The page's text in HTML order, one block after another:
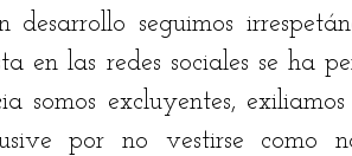
seguimos
en las redes sociales se ha
somos excluyentes,
por no vestirse como